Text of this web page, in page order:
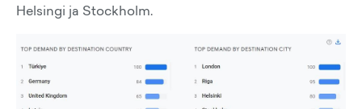
Helsingi ja Stockholm.